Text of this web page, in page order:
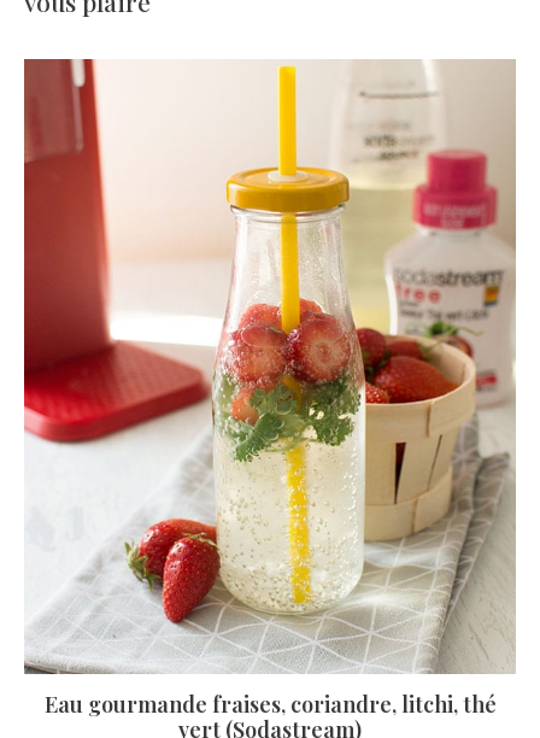
Eau gourmande fraises, coriandre, litchi, thé
vert (Sodastream)